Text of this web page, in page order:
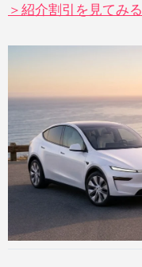
＞紹介割引を見てみる